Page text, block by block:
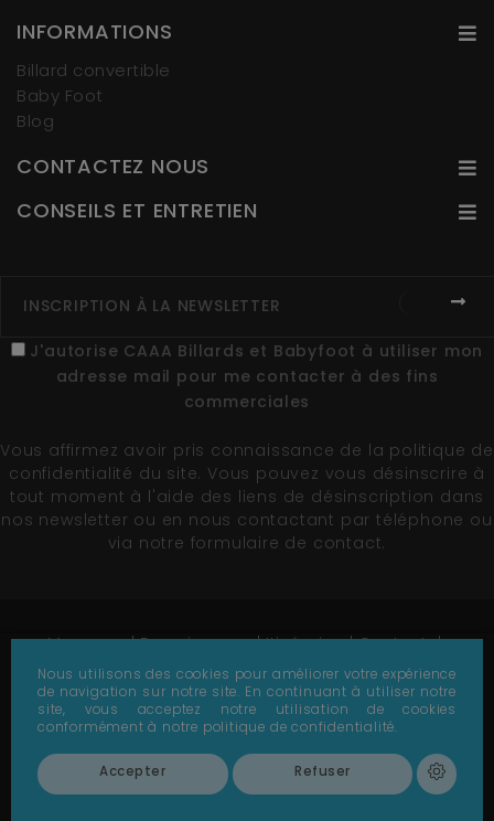
Nous utilisons des cookies pour améliorer votre expérience
de navigation sur notre site. En continuant à utiliser notre
site, vous acceptez notre utilisation de cookies
conformément à notre politique de confidentialité.
Accepter Refuser
INFORMATIONS
Billard convertible
Baby Foot
Blog
CONTACTEZ NOUS
CONSEILS ET ENTRETIEN
J'autorise CAAA Billards et Babyfoot à utiliser mon
adresse mail pour me contacter à des fins
commerciales
Vous affirmez avoir pris connaissance de la politique de
confidentialité du site. Vous pouvez vous désinscrire à
tout moment à l'aide des liens de désinscription dans
nos newsletter ou en nous contactant par téléphone ou
via notre formulaire de contact.
Marques Fournisseurs Itinéraire
Contact
Plan du site
© 1978-2026 - CAAA - Tous droits réservés -Création
de site par Référencement Page 1